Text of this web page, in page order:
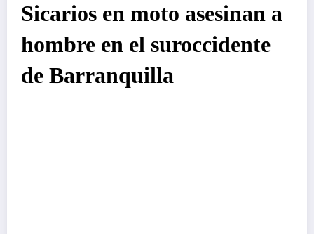
Sicarios en moto asesinan a
hombre en el suroccidente
de Barranquilla